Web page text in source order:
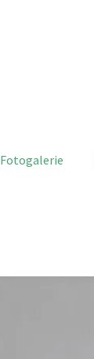
Fotogalerie